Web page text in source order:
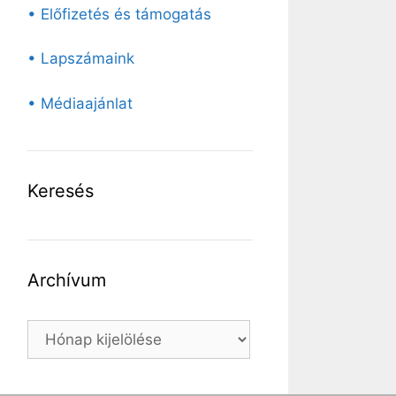
• Előfizetés és támogatás
• Lapszámaink
• Médiaajánlat
Keresés
Archívum
Archívum